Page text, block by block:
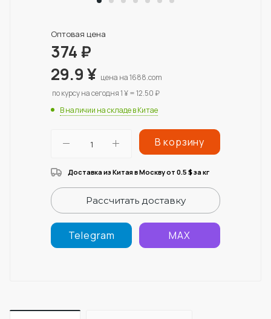
Оптовая цена
374₽
29.9¥ цена на 1688.com
по курсу на сегодня 1 ¥ = 12.50 ₽
В наличии на складе в Китае
В корзину
Доставка из Китая в Москву от 0.5 $за кг
Рассчитать доставку
Telegram MAX